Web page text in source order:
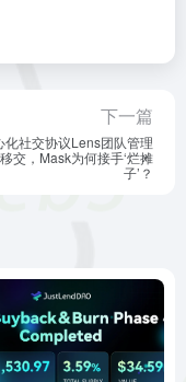
下一篇
化社交协议Lens团队管理
交，Mask为何接手‘烂摊
子’？